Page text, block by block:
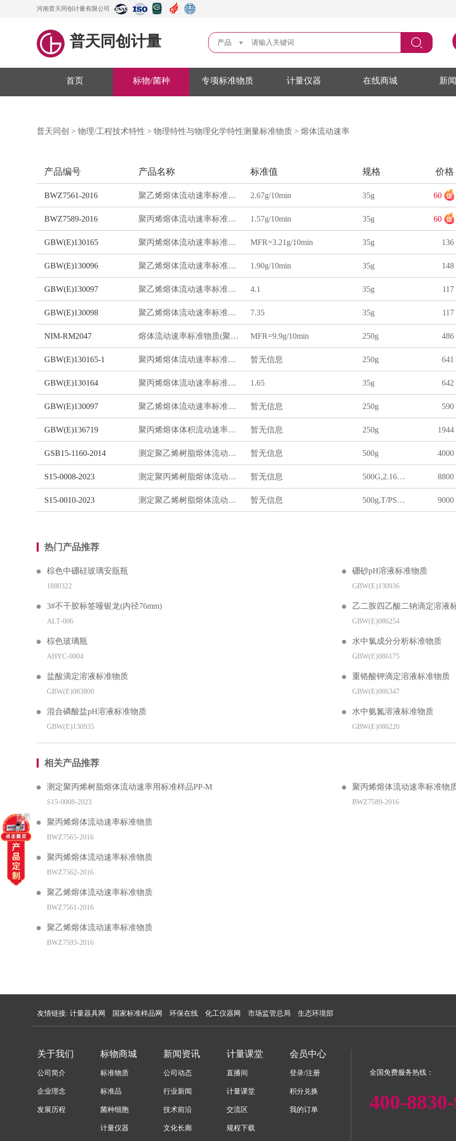
河南普天同创计量有限公司
普天同创计量 产品
首页 标物/菌种 专项标准物质 计量仪器 在线商城 新
普天同创 > 物理/工程技术特性 > 物理特性与物理化学特性测量标准物质 > 熔体流动速率
产品编号 产品名称 标准值 规格 价格
BWZ7561-2016 聚乙烯熔体流动速率标准物质 2.67g/10min 35g 60
BWZ7589-2016 聚丙烯熔体流动速率标准物质 1.57g/10min 35g 60
GBW(E)130165 聚丙烯熔体流动速率标准物质 MFR=3.21g/10min 35g 136
GBW(E)130096 聚乙烯熔体流动速率标准物质 1.90g/10min 35g 148
GBW(E)130097 聚乙烯熔体流动速率标准物质 4.1 35g 117
GBW(E)130098 聚乙烯熔体流动速率标准物质 7.35 35g 117
NIM-RM2047 熔体流动速率标准物质(聚丙烯) MFR=9.9g/10min 250g 486
GBW(E)130165-1 聚丙烯熔体流动速率标准物质 暂无信息 250g 641
GBW(E)130164 聚丙烯熔体流动速率标准物质 1.65 35g 642
GBW(E)130097 聚乙烯熔体流动速率标准物质 暂无信息 250g 590
GBW(E)136719 聚丙烯熔体体积流动速率标准物质 暂无信息 250g 1944
GSB15-1160-2014 测定聚乙烯树脂熔体流动速率用标准样品PE-T 暂无信息 500g 4000
S15-0008-2023 测定聚丙烯树脂熔体流动速率用标准样品PP-M 暂无信息 500G,2.16g/min 8800
S15-0010-2023 测定聚乙烯树脂熔体流动速率用标准样品PE-D 暂无信息 500g,T/PSTM 9000
热门产品推荐
棕色中硼硅玻璃安瓿瓶
1880322
3#不干胶标签哑银龙(内径76mm)
ALT-006
棕色玻璃瓶
AHYC-0004
盐酸滴定溶液标准物质
GBW(E)083800
混合磷酸盐pH溶液标准物质
GBW(E)130935
硼砂pH溶液标准物质
GBW(E)130936
乙二胺四乙酸二钠滴定溶液
GBW(E)086254
水中氯成分分析标准物质
GBW(E)086175
重铬酸钾滴定溶液标准物质
GBW(E)086347
水中氨氮溶液标准物质
GBW(E)086220
相关产品推荐
测定聚丙烯树脂熔体流动速率用标准样品PP-M
S15-0008-2023
聚丙烯熔体流动速率标准物质
BWZ7565-2016
聚丙烯熔体流动速率标准物质
BWZ7562-2016
聚乙烯熔体流动速率标准物质
BWZ7561-2016
聚乙烯熔体流动速率标准物质
BWZ7593-2016
聚丙烯熔体流动速率标准物
BWZ7589-2016
友情链接: 计量器具网 国家标准样品网 环保在线 化工仪器网 市场监管总局 生态环境部
关于我们
公司简介
企业理念
发展历程
标物商城
标准物质
标准品
菌种细胞
计量仪器
新闻资讯
公司动态
行业新闻
技术前沿
文化长廊
计量课堂
直播间
计量课堂
交流区
规程下载
会员中心
登录/注册
积分兑换
我的订单
全国免费服务热线：
400-
关闭